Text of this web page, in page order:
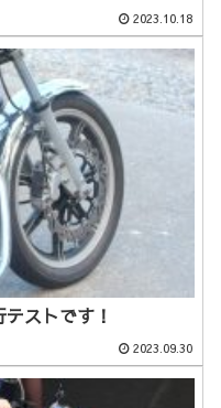
2023.10.18
ストです！
2023.09.30